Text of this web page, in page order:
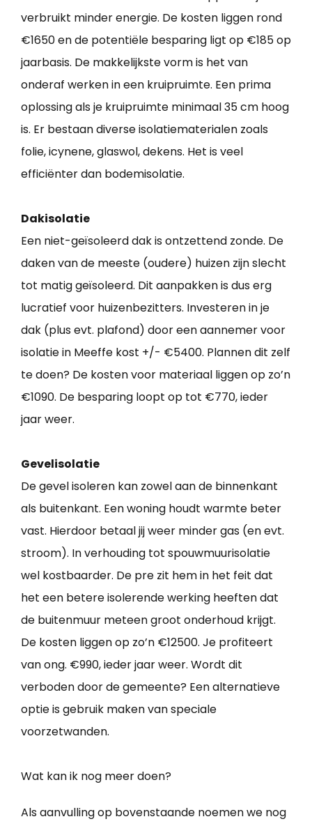
verbruikt minder energie. De kosten liggen rond
€1650 en de potentiële besparing ligt op €185 op
jaarbasis. De makkelijkste vorm is het van
onderaf werken in een kruipruimte. Een prima
oplossing als je kruipruimte minimaal 35 cm hoog
is. Er bestaan diverse isolatiematerialen zoals
folie, icynene, glaswol, dekens. Het is veel
efficiënter dan bodemisolatie.
Dakisolatie
Een niet-geïsoleerd dak is ontzettend zonde. De
daken van de meeste (oudere) huizen zijn slecht
tot matig geïsoleerd. Dit aanpakken is dus erg
lucratief voor huizenbezitters. Investeren in je
dak (plus evt. plafond) door een aannemer voor
isolatie in Meeffe kost +/- €5400. Plannen dit zelf
te doen? De kosten voor materiaal liggen op zo’n
€1090. De besparing loopt op tot €770, ieder
jaar weer.
Gevelisolatie
De gevel isoleren kan zowel aan de binnenkant
als buitenkant. Een woning houdt warmte beter
vast. Hierdoor betaal jij weer minder gas (en evt.
stroom). In verhouding tot spouwmuurisolatie
wel kostbaarder. De pre zit hem in het feit dat
het een betere isolerende werking heeften dat
de buitenmuur meteen groot onderhoud krijgt.
De kosten liggen op zo’n €12500. Je profiteert
van ong. €990, ieder jaar weer. Wordt dit
verboden door de gemeente? Een alternatieve
optie is gebruik maken van speciale
voorzetwanden.
Wat kan ik nog meer doen?
Als aanvulling op bovenstaande noemen we nog